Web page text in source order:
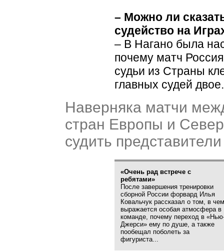
– Можно ли
судейство на
– В Нагано была
почему матч
судьи из Страны
главных судей двое.
Наверняка матчи
стран Европы и
судить
«Очень рад встрече с
ребятами»
После завершения тренировки
сборной России форвард Илья
Ковальчук рассказал о том, в
выражается особая атмосфера в
команде, почему переход в «
Джерси» ему по душе, а также
пообещал поболеть за
фигуриста...